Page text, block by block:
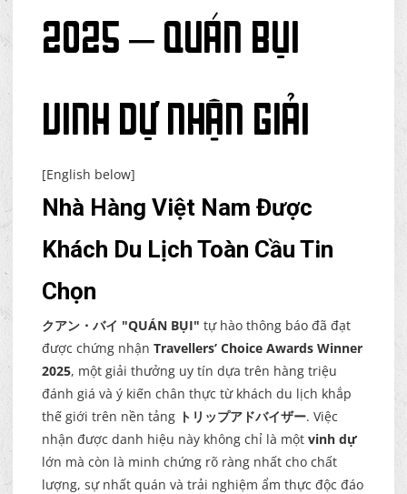
2025 – QUÁN BỤI
VINH DỰ NHẬN GIẢI
[English below]
Nhà Hàng Việt Nam Được
Khách Du Lịch Toàn Cầu Tin
Chọn
クアン・バイ "QUÁN BỤI" tự hào thông báo đã đạt
được chứng nhận Travellers’ Choice Awards Winner
2025, một giải thưởng uy tín dựa trên hàng triệu
đánh giá và ý kiến chân thực từ khách du lịch khắp
thế giới trên nền tảng トリップアドバイザー. Việc
nhận được danh hiệu này không chỉ là một vinh dự
lớn mà còn là minh chứng rõ ràng nhất cho chất
lượng, sự nhất quán và trải nghiệm ẩm thực độc đáo